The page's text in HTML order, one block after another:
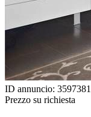
ID annuncio: 3597381
Prezzo su richiesta